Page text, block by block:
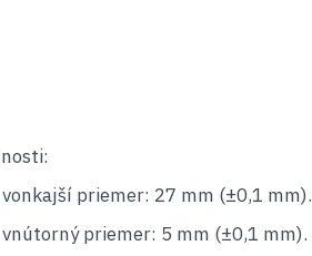
vonkajší priemer: 27 mm (±0,1 mm).
vnútorný priemer: 5 mm (±0,1 mm).